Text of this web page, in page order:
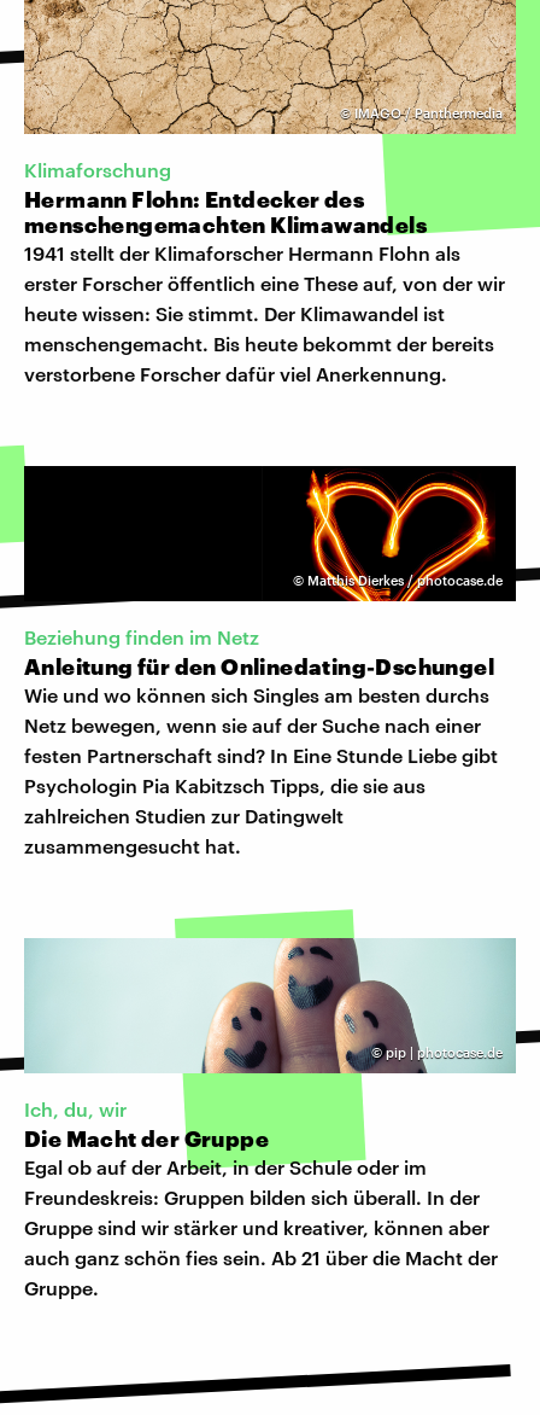
©IMAGO / Panthermedia
Klimaforschung
Hermann Flohn: Entdecker des
menschengemachten Klimawandels
1941 stellt der Klimaforscher Hermann Flohn als
erster Forscher öffentlich eine These auf, von der wir
heute wissen: Sie stimmt. Der Klimawandel ist
menschengemacht. Bis heute bekommt der bereits
verstorbene Forscher dafür viel Anerkennung.
© Matthis Dierkes / photocase.de
Beziehung finden im Netz
Anleitung für den Onlinedating-Dschungel
Wie und wo können sich Singles am besten durchs
Netz bewegen, wenn sie auf der Suche nach einer
festen Partnerschaft sind? In Eine Stunde Liebe gibt
Psychologin Pia Kabitzsch Tipps, die sie aus
zahlreichen Studien zur Datingwelt
zusammengesucht hat.
©pip | photocase.de
Ich, du, wir
Die Macht der Gruppe
Egal ob auf der Arbeit, in der Schule oder im
Freundeskreis: Gruppen bilden sich überall. In der
Gruppe sind wir stärker und kreativer, können aber
auch ganz schön fies sein. Ab 21 über die Macht der
Gruppe.